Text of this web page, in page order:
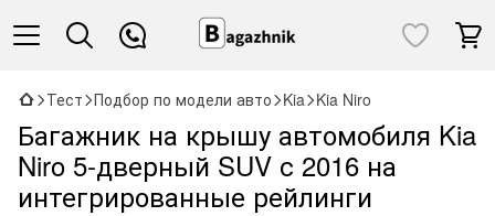
Тест Подбор по модели авто Kia Kia Niro
Багажник на крышу автомобиля Kia
Niro 5-дверный SUV с 2016 на
интегрированные рейлинги